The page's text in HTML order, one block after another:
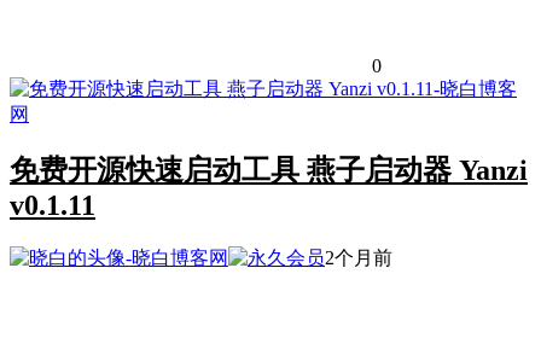
0
免费开源快速启动工具 燕子启动器 Yanzi
v0.1.11
2个月前